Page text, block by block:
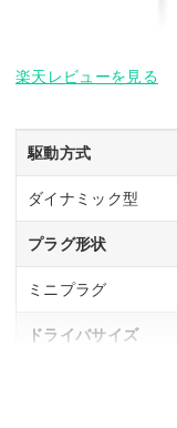
楽天レビューを見る
駆動方式
ダイナミック型
プラグ形状
ミニプラグ
ドライバサイズ